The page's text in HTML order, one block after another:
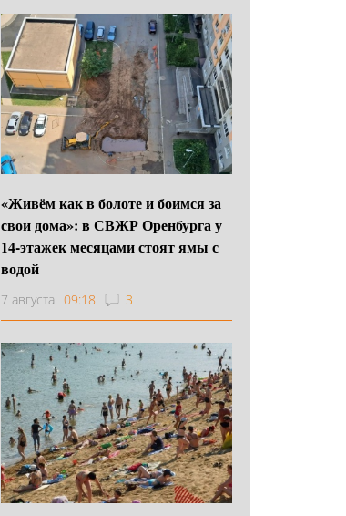
«Живём как в болоте и боимся за
свои дома»: в СВЖР Оренбурга у
14-этажек месяцами стоят ямы с
водой
7 августа 09:18 3